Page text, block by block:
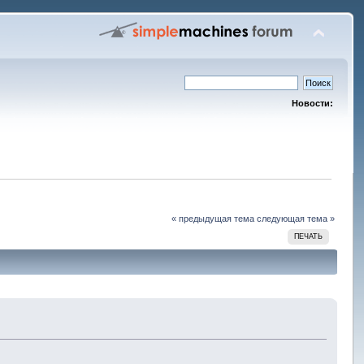
Новости:
« предыдущая тема следующая тема »
ПЕЧАТЬ